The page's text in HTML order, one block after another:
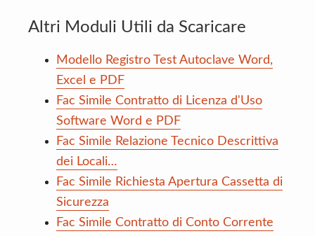
Altri Moduli Utili da Scaricare
Modello Registro Test Autoclave Word,
Excel e PDF
Fac Simile Contratto di Licenza d'Uso
Software Word e PDF
Fac Simile Relazione Tecnico Descrittiva
dei Locali…
Fac Simile Richiesta Apertura Cassetta di
Sicurezza
Fac Simile Contratto di Conto Corrente